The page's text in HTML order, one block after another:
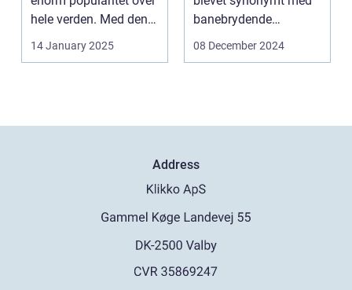
hele verden. Med den
teknolog...
14 January 2025
banebrydende
innovation inden for
08 December 2024
Address